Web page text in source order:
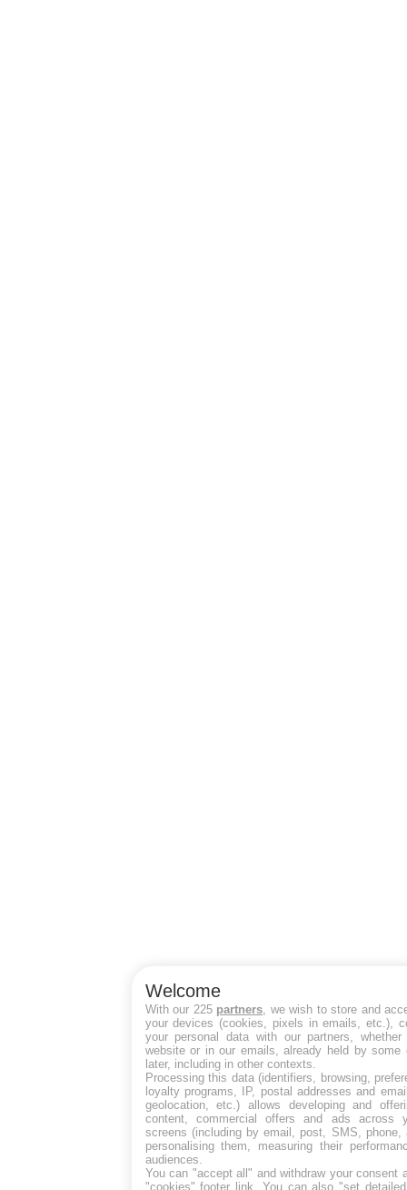
Welcome
With our 225 partners , we wish to store and
your devices (cookies, pixels in emails, etc.),
your personal data with our partners,
website or in our emails, already held by some
later, including in other contexts.
Processing this data (identifiers, browsing,
loyalty programs, IP, postal addresses and
geolocation, etc.) allows developing and
content, commercial offers and ads across
screens (including by email, post, SMS, phone,
personalising them, measuring their
audiences.
You can "accept all" and withdraw your consent
"cookies" footer link . You can also "set